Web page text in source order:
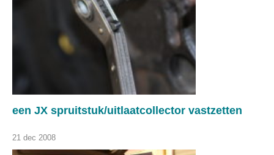
een JX spruitstuk/uitlaatcollector vastzetten
21 dec 2008